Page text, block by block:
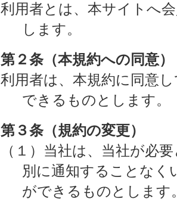
利用者とは、本サイトへ
します。
第２条（本規約への同意）
利用者は、本規約に同意
できるものとします。
第３条（規約の変更）
（１）当社は、当社が必
別に通知することなく
ができるものとします